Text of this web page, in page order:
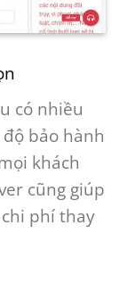
có nhiều
bảo hành
khách
cũng giúp
phí thay